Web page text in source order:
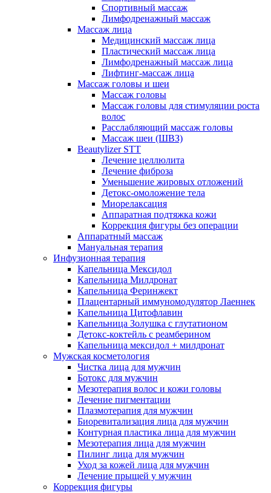
Спортивный массаж
Лимфодренажный массаж
Массаж лица
Медицинский массаж лица
Пластический массаж лица
Лимфодренажный массаж лица
Лифтинг-массаж лица
Массаж головы и шеи
Массаж головы
Массаж головы для стимуляции роста
волос
Расслабляющий массаж головы
Массаж шеи (ШВЗ)
Beautylizer STT
Лечение целлюлита
Лечение фиброза
Уменьшение жировых отложений
Детокс-омоложение тела
Миорелаксация
Аппаратная подтяжка кожи
Коррекция фигуры без операции
Аппаратный массаж
Мануальная терапия
Инфузионная терапия
Капельница Мексидол
Капельница Милдронат
Капельница Феринжект
Плацентарный иммуномодулятор Лаеннек
Капельница Цитофлавин
Капельница Золушка с глутатионом
Детокс-коктейль с реамберином
Капельница мексидол + милдронат
Мужская косметология
Чистка лица для мужчин
Ботокс для мужчин
Мезотерапия волос и кожи головы
Лечение пигментации
Плазмотерапия для мужчин
Биоревитализация лица для мужчин
Контурная пластика лица для мужчин
Мезотерапия лица для мужчин
Пилинг лица для мужчин
Уход за кожей лица для мужчин
Лечение прыщей у мужчин
Коррекция фигуры